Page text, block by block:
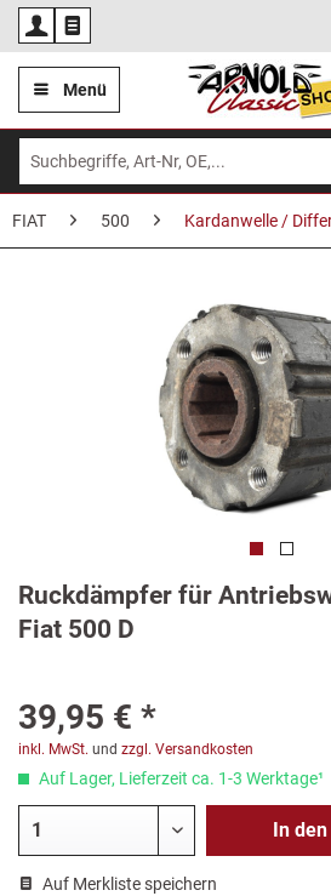
Menü
FIAT 500 Kardanwelle /
Ruckdämpfer für
Fiat 500 D
39,95 € *
inkl. MwSt. und zzgl. Versandkosten
Auf Lager, Lieferzeit ca. 1-3 Werktage¹
In den
Auf Merkliste speichern